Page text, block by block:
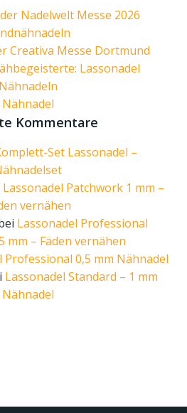
Nadelwelt Messe 2026
Creativa Messe Dortmund
Lassonadel
Nähnadeln
Nähnadel
Kommentare
Set Lassonadel –
Lassonadel Patchwork 1 mm –
vernähen
Lassonadel Professional
mm – Fäden vernähen
Professional 0,5 mm Nähnadel
Lassonadel Standard – 1 mm
Nähnadel